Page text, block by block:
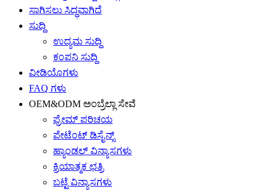
ಸಾಗಿಸಲು ಸಿದ್ಧವಾಗಿದೆ
ಸುದ್ದಿ
ಉದ್ಯಮ ಸುದ್ದಿ
ಕಂಪನಿ ಸುದ್ದಿ
ವೀಡಿಯೊಗಳು
FAQ ಗಳು
OEM&ODM ಅಂಬ್ರೆಲ್ಲಾ ಸೇವೆ
ಫ್ರೇಮ್ ಪರಿಚಯ
ಪೇಟೆಂಟ್ ಡಿಸೈನ್ಸ್
ಹ್ಯಾಂಡಲ್ ವಿನ್ಯಾಸಗಳು
ಕ್ರಿಯಾತ್ಮಕ ಛತ್ರಿ
ಬಟ್ಟೆ ವಿನ್ಯಾಸಗಳು